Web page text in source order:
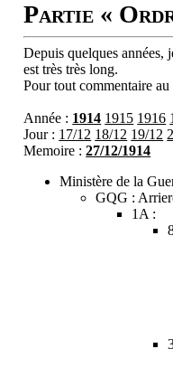
Partie «
Depuis quelques années,
est très très long.
Pour tout commentaire
Année : 1914 1915 1916
Jour : 17/12 18/12 19/12
Memoire :27/12/1914
Ministère de la
GQG :
1A :